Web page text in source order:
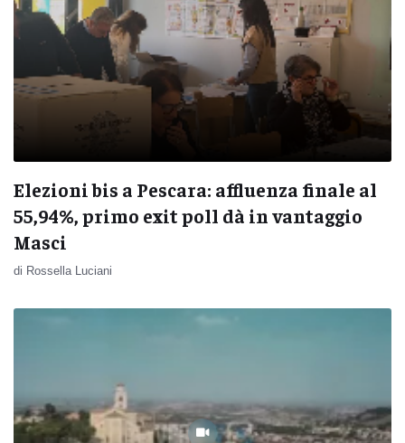
Elezioni bis a Pescara: affluenza finale al
55,94%, primo exit poll dà in vantaggio
Masci
di Rossella Luciani